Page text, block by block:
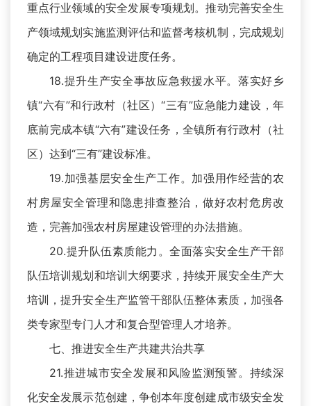
重点行业领域的安全发展专项规划。推动完善安全生
产领域规划实施监测评估和监督考核机制，完成规划
确定的工程项目建设进度任务。
18.提升生产安全事故应急救援水平。落实好乡
镇“六有”和行政村（社区）“三有”应急能力建设，年
底前完成本镇“六有”建设任务，全镇所有行政村（社
区）达到“三有”建设标准。
19.加强基层安全生产工作。加强用作经营的农
村房屋安全管理和隐患排查整治，做好农村危房改
造，完善加强农村房屋建设管理的办法措施。
20.提升队伍素质能力。全面落实安全生产干部
队伍培训规划和培训大纲要求，持续开展安全生产大
培训，提升安全生产监管干部队伍整体素质，加强各
类专家型专门人才和复合型管理人才培养。
七、推进安全生产共建共治共享
21.推进城市安全发展和风险监测预警。持续深
化安全发展示范创建，争创本年度创建成市级安全发